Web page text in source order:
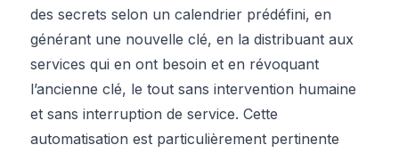
des secrets selon un calendrier prédéfini, en
générant une nouvelle clé, en la distribuant aux
services qui en ont besoin et en révoquant
l’ancienne clé, le tout sans intervention humaine
et sans interruption de service. Cette
automatisation est particulièrement pertinente